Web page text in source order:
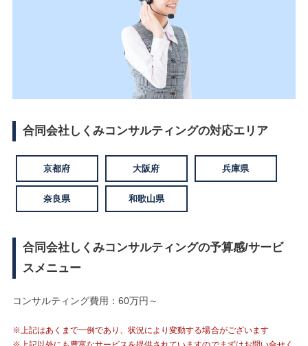
合同会社しくみコンサルティングの対応エリア
京都府 大阪府 兵庫県
奈良県 和歌山県
合同会社しくみコンサルティングの予算感/サービ
スメニュー
コンサルティング費用：60万円～
※上記はあくまで一例であり、状況により変動する場合がございます